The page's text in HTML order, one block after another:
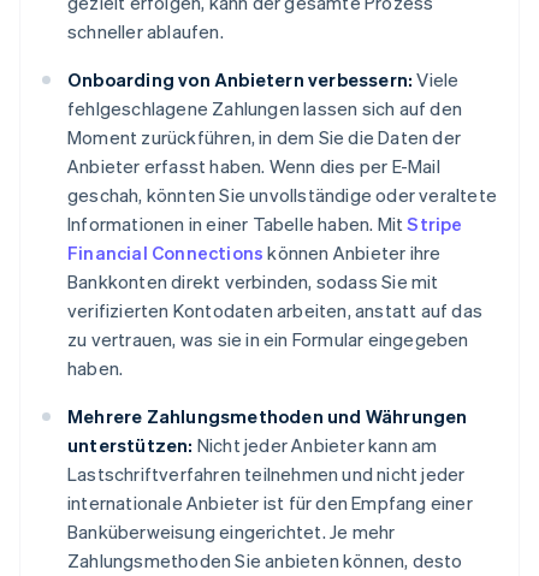
schneller ablaufen.
Onboarding von Anbietern verbessern: Viele
fehlgeschlagene Zahlungen lassen sich auf den
Moment zurückführen, in dem Sie die Daten der
Anbieter erfasst haben. Wenn dies per E-Mail
geschah, könnten Sie unvollständige oder veraltete
Informationen in einer Tabelle haben. MitStripe
Financial Connections können Anbieter ihre
Bankkonten direkt verbinden, sodass Sie mit
verifizierten Kontodaten arbeiten, anstatt auf das
zu vertrauen, was sie in ein Formular eingegeben
haben.
Mehrere Zahlungsmethoden und Währungen
unterstützen: Nicht jeder Anbieter kann am
Lastschriftverfahren teilnehmen und nicht jeder
internationale Anbieter ist für den Empfang einer
Banküberweisung eingerichtet. Je mehr
Zahlungsmethoden Sie anbieten können, desto